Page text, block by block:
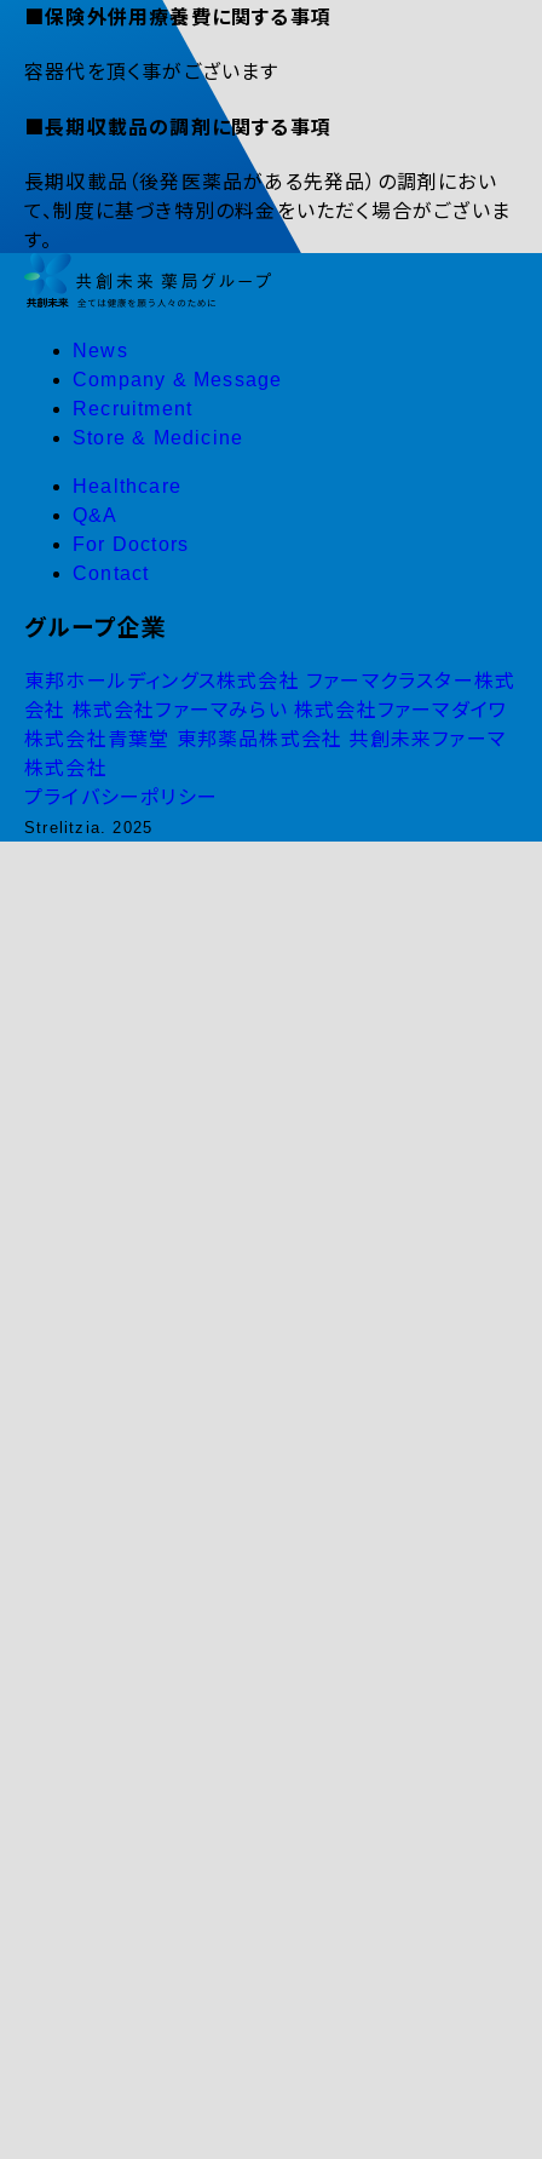
■保険外併用療養費に関する事項
容器代を頂く事がございます
■長期収載品の調剤に関する事項
長期収載品（後発医薬品がある先発品）の調剤におい
て、制度に基づき特別の料金をいただく場合がございま
す。
News
Company & Message
Recruitment
Store & Medicine
Healthcare
Q&A
For Doctors
Contact
グループ企業
東邦ホールディングス株式会社 ファーマクラスター株式
会社 株式会社ファーマみらい 株式会社ファーマダイワ
株式会社青葉堂 東邦薬品株式会社 共創未来ファーマ
株式会社
プライバシーポリシー
Strelitzia. 2025